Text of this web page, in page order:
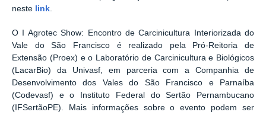
neste link
O I Agrotec Show: Encontro de Carcinicultura Interiorizada do
Vale do São Francisco é realizado pela Pró-Reitoria de
Extensão (Proex) e o Laboratório de Carcinicultura e Biológicos
(LacarBio) da Univasf, em parceria com a Companhia de
Desenvolvimento dos Vales do São Francisco e Parnaíba
(Codevasf) e o Instituto Federal do Sertão Pernambucano
(IFSertãoPE). Mais informações sobre o evento podem ser